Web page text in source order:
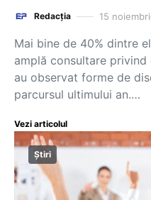
Redacția 15
Mai bine de 40% dintre
amplă consultare
au observat forme de
parcursul ultimului an.…
Vezi articolul
Știri